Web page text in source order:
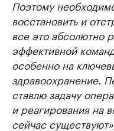
Поэтому
восстановить и
все это абсолютно
эффективной
особенно на
здравоохранение.
ставлю задачу
и реагирования на
сейчас